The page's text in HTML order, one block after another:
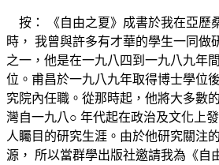
按： 《自由之夏》成書於我在亞歷
時， 我曾與許多有才華的學生一同做
之一，他是在一九八四到一九八九年
位。甫昌於一九八九年取得博士學位
究院內任職。從那時起，他將大多數
灣自一九八○ 年代起在政治及文化上
人矚目的研究生涯。由於他研究關注
源， 所以當群學出版社邀請我為《自